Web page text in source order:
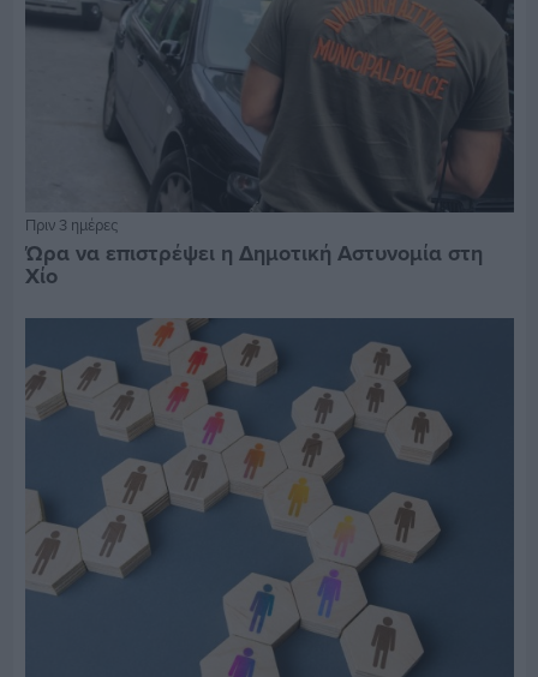
Πριν 3 ημέρες
Ώρα να επιστρέψει η Δημοτική Αστυνομία στη
Χίο